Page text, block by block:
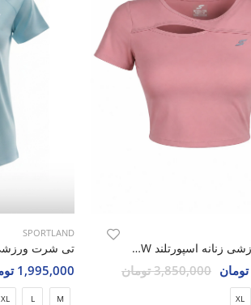
تی شرت ورزشی زنانه اسپورتلند SHIFT Max W
3,850,000 تومان
XL
SPORTLAND
1,995,000 تومان
M
L
XL